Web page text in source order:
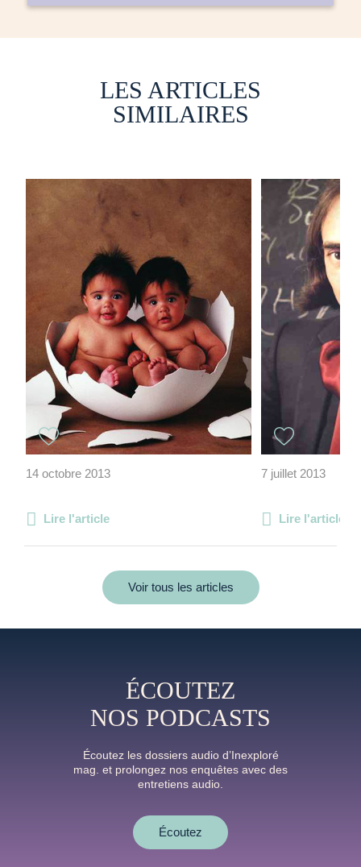
LES ARTICLES
SIMILAIRES
14 octobre 2013
Lire l'article
7 juillet 2013
Lire l'article
Voir tous les articles
ÉCOUTEZ
NOS PODCASTS
Écoutez les dossiers audio d’Inexploré
mag. et prolongez nos enquêtes avec des
entretiens audio.
Écoutez